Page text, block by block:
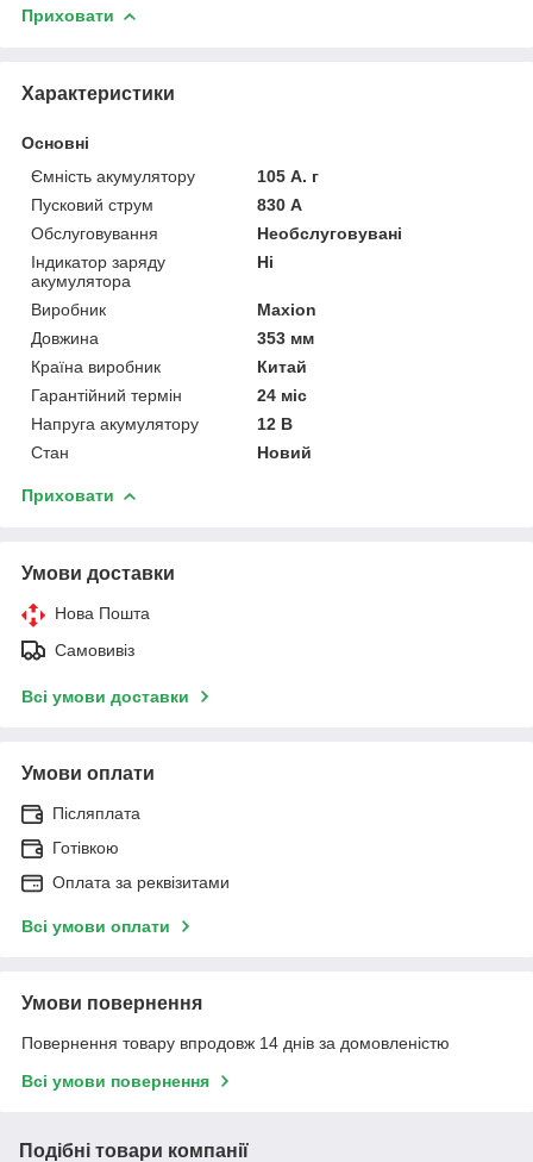
Приховати
Характеристики
Основні
Ємність акумулятору
105 А. г
Пусковий струм
830 А
Обслуговування
Необслуговувані
Індикатор заряду
акумулятора
Ні
Виробник
Maxion
Довжина
353 мм
Країна виробник
Китай
Гарантійний термін
24 міс
Напруга акумулятору
12 В
Стан
Новий
Приховати
Умови доставки
Нова Пошта
Самовивіз
Всі умови доставки
Умови оплати
Післяплата
Готівкою
Оплата за реквізитами
Всі умови оплати
Умови повернення
Повернення товару впродовж 14 днів за домовленістю
Всі умови повернення
Подібні товари компанії